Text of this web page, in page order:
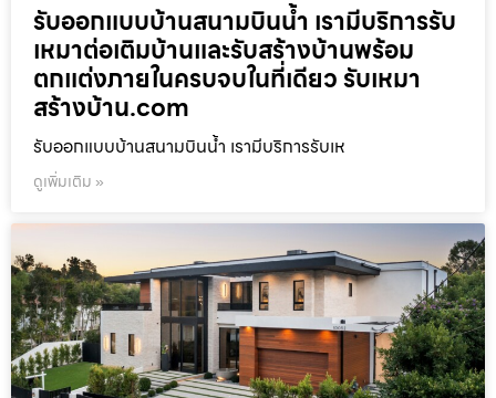
รับออกแบบบ้านสนามบินน้ำ เรามีบริการรับ
เหมาต่อเติมบ้านและรับสร้างบ้านพร้อม
ตกแต่งภายในครบจบในที่เดียว รับเหมา
สร้างบ้าน.com
รับออกแบบบ้านสนามบินน้ำ เรามีบริการรับเห
ดูเพิ่มเติม »